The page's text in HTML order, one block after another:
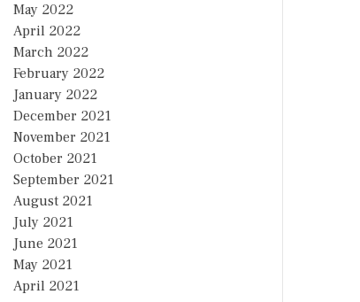
May 2022
April 2022
March 2022
February 2022
January 2022
December 2021
November 2021
October 2021
September 2021
August 2021
July 2021
June 2021
May 2021
April 2021